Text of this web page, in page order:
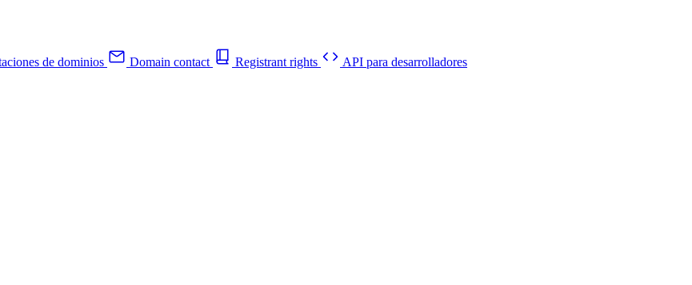
de dominios Domain contact Registrant rights API para desarrolladores